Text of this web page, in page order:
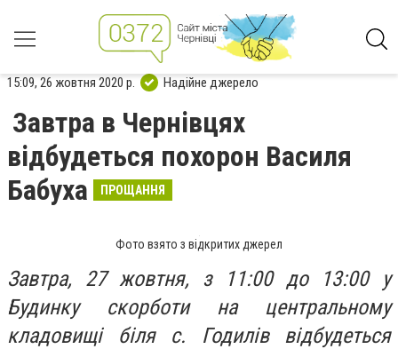
15:09, 26 жовтня 2020 р. Надійне джерело
Завтра в Чернівцях
відбудеться похорон Василя
Бабуха
ПРОЩАННЯ
Фото взято з відкритих джерел
Завтра, 27 жовтня, з 11:00 до 13:00 у
Будинку скорботи на центральному
кладовищі біля с. Годилів відбудеться